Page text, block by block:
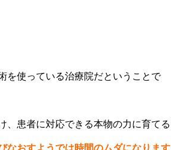
を使っている治療院だということで
、患者に対応できる本物の力に育てる
なおすようでは時間のムダになります